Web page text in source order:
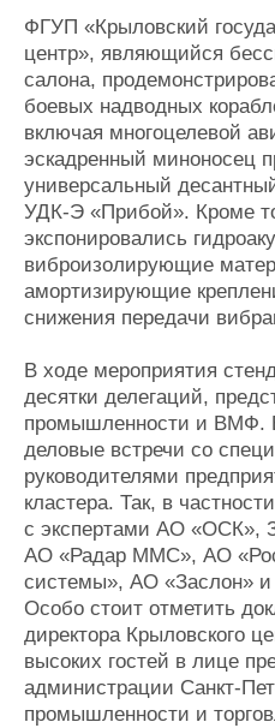
ФГУП «Крыловский
центр», являющийся
салона,
боевых надводных
включая многоцелевой
эскадренный миноносец
универсальный
УДК-Э «Прибой». Кроме
экспонировались
виброизолирующие
амортизирующие
снижения передачи
В ходе мероприятия
десятки делегаций,
промышленности и ВМФ.
деловые встречи со
руководителями
кластера. Так, в
с экспертами АО «ОСК»,
АО «Радар ММС», АО
системы», АО «Заслон»
Особо стоит отметить
директора Крыловского
высоких гостей в лице
администрации Санкт-
промышленности и